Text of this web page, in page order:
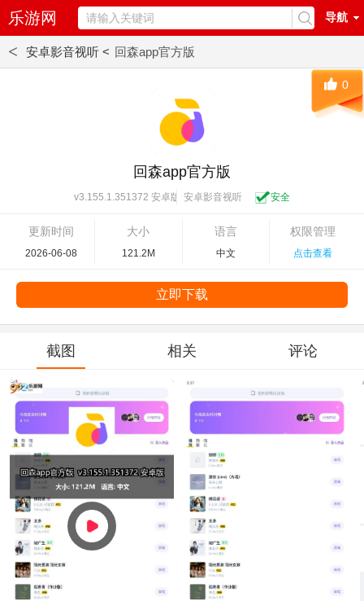
乐游网 导航
< 安卓影音视听 < 回森app官方版
回森app官方版
v3.155.1.351372 安卓版 安卓影音视听 安全
更新时间
2026-06-08
大小
121.2M
语言
中文
权限管理
点击查看
0
立即下载
截图 相关 评论